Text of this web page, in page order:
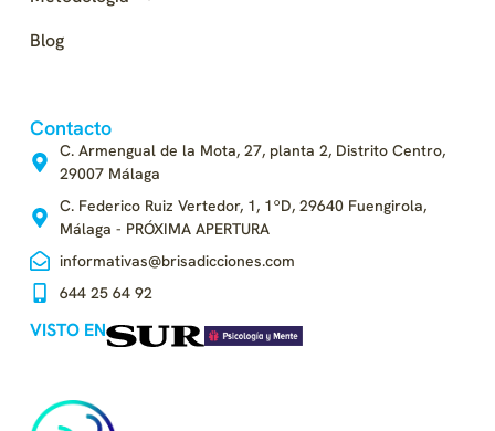
Blog
Contacto
C. Armengual de la Mota, 27, planta 2, Distrito Centro,
29007 Málaga
C. Federico Ruiz Vertedor, 1, 1ºD, 29640 Fuengirola,
Málaga - PRÓXIMA APERTURA
informativas@brisadicciones.com
644 25 64 92
VISTO EN